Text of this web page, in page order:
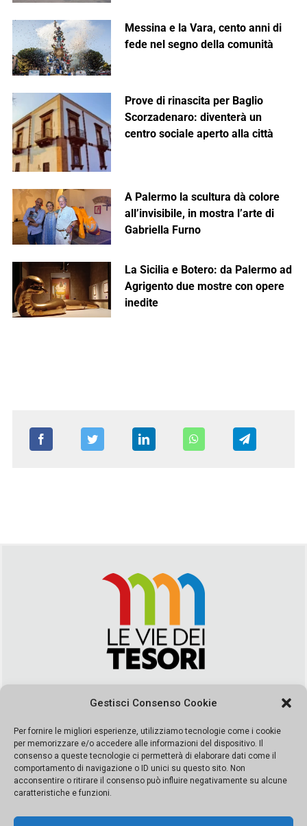
Gestisci Consenso Cookie
Per fornire le migliori esperienze, utilizziamo tecnologie come i cookie
per memorizzare e/o accedere alle informazioni del dispositivo. Il
consenso a queste tecnologie ci permetterà di elaborare dati come il
comportamento di navigazione o ID unici su questo sito. Non
acconsentire o ritirare il consenso può influire negativamente su alcune
caratteristiche e funzioni.
Messina e la Vara, cento anni di
fede nel segno della comunità
Prove di rinascita per Baglio
Scorzadenaro: diventerà un
centro sociale aperto alla città
A Palermo la scultura dà colore
all’invisibile, in mostra l’arte di
Gabriella Furno
La Sicilia e Botero: da Palermo ad
Agrigento due mostre con opere
inedite
segreteria@leviedeitesori.it
Direttore ResponsabileMarcello Barbaro – Aut. del tribunale di
Palermo n. 19 del 2017 iscrizione al roc numero 37003 Editore
Porta Felice Srl. Sede legale: Via Libertà 93 – 90143 Palermo
Società iscritta alla Camera di Commercio di Palermo Ufficio
065228208251 Capitale 10000 euro IV